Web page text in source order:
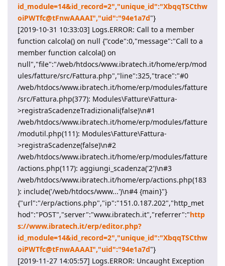
id_module=14&id_record=2","unique_id":"XbqqTSCthw
oiPWTfc@tFnwAAAAI","uid":"94e1a7d"}
[2019-10-31 10:33:03] Logs.ERROR: Call to a member
function calcola() on null {"code":0,"message":"Call to a
member function calcola() on
null","file":"/web/htdocs/www.ibratech.it/home/erp/mod
ules/fatture/src/Fattura.php","line":325,"trace":"#0
/web/htdocs/www.ibratech.it/home/erp/modules/fatture
/src/Fattura.php(377): Modules\Fatture\Fattura-
>registraScadenzeTradizionali(false)\n#1
/web/htdocs/www.ibratech.it/home/erp/modules/fatture
/modutil.php(111): Modules\Fatture\Fattura-
>registraScadenze(false)\n#2
/web/htdocs/www.ibratech.it/home/erp/modules/fatture
/actions.php(117): aggiungi_scadenza('2')\n#3
/web/htdocs/www.ibratech.it/home/erp/actions.php(183
): include('/web/htdocs/www...')\n#4 {main}"}
{"url":"/erp/actions.php","ip":"151.0.187.202","http_met
hod":"POST","server":"www.ibratech.it","referrer":"http
s://www.ibratech.it/erp/editor.php?
id_module=14&id_record=2","unique_id":"XbqqTSCthw
oiPWTfc@tFnwAAAAI","uid":"94e1a7d"}
[2019-11-27 14:05:57] Logs.ERROR: Uncaught Exception